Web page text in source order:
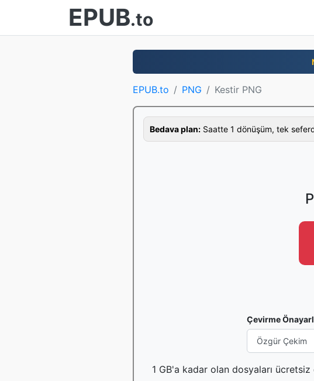
EPUB.to
EPUB.to PNG Kestir PNG
Bedava plan: Saatte 1 dönüşüm, tek
Çevirme
1 GB'a kadar olan dosyaları